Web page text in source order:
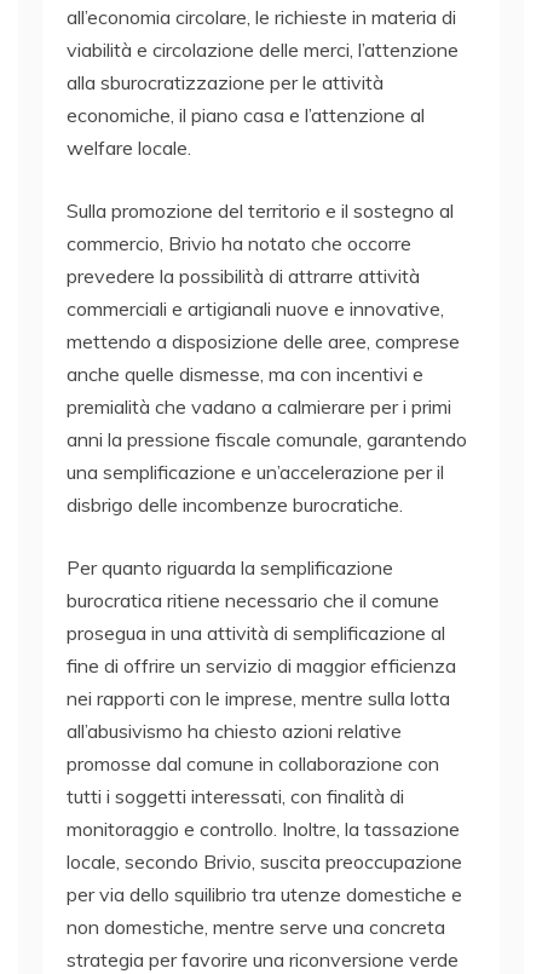
all’economia circolare, le richieste in materia di
viabilità e circolazione delle merci, l’attenzione
alla sburocratizzazione per le attività
economiche, il piano casa e l’attenzione al
welfare locale.
Sulla promozione del territorio e il sostegno al
commercio, Brivio ha notato che occorre
prevedere la possibilità di attrarre attività
commerciali e artigianali nuove e innovative,
mettendo a disposizione delle aree, comprese
anche quelle dismesse, ma con incentivi e
premialità che vadano a calmierare per i primi
anni la pressione fiscale comunale, garantendo
una semplificazione e un’accelerazione per il
disbrigo delle incombenze burocratiche.
Per quanto riguarda la semplificazione
burocratica ritiene necessario che il comune
prosegua in una attività di semplificazione al
fine di offrire un servizio di maggior efficienza
nei rapporti con le imprese, mentre sulla lotta
all’abusivismo ha chiesto azioni relative
promosse dal comune in collaborazione con
tutti i soggetti interessati, con finalità di
monitoraggio e controllo. Inoltre, la tassazione
locale, secondo Brivio, suscita preoccupazione
per via dello squilibrio tra utenze domestiche e
non domestiche, mentre serve una concreta
strategia per favorire una riconversione verde